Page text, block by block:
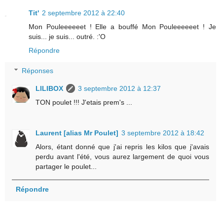
Tit' 2 septembre 2012 à 22:40
Mon Pouleeeeeet ! Elle a bouffé Mon Pouleeeeeet ! Je
suis... je suis... outré. :'O
Répondre
Réponses
LILIBOX
3 septembre 2012 à 12:37
TON poulet !!! J'etais prem's ...
Laurent [alias Mr Poulet] 3 septembre 2012 à 18:42
Alors, étant donné que j'ai repris les kilos que j'avais
perdu avant l'été, vous aurez largement de quoi vous
partager le poulet...
Répondre